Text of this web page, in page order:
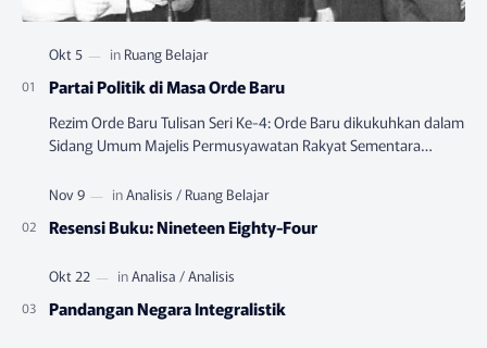
Partai Politik di Masa Orde Baru
Rezim Orde Baru Tulisan Seri Ke-4: Orde Baru dikukuhkan dalam
Sidang Umum Majelis Permusyawatan Rakyat Sementara
Resensi Buku: Nineteen Eighty-Four
Pandangan Negara Integralistik